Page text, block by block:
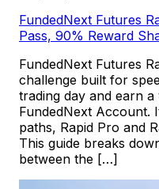
FundedNext Futures
Pass, 90% Reward
FundedNext Futures
challenge built for
trading day and earn
FundedNext Account.
paths, Rapid Pro and
This guide breaks
between the […]